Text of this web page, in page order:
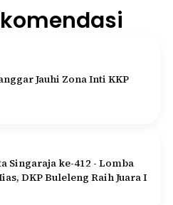
Jauhi Zona Inti KKP
Singaraja ke-412 - Lomba
DKP Buleleng Raih Juara I